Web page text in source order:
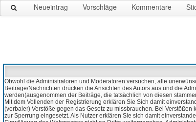
Neueintrag Vorschläge Kommentare
Obwohl die Administratoren und Moderatoren versuchen, alle
Beiträge/Nachrichten drücken die Ansichten des Autors aus und die
werden(ausgenommen der Beiträge, die tatsächlich von diesen
Mit dem Vollenden der Registrierung erklären Sie Sich damit
(verbaler) Verstöße gegen das Gesetz zu missbrauchen. Bei
zur Sperrung eingesetzt. Als Nutzer erklären Sie sich damit